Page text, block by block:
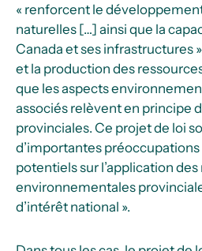
« renforcent le
naturelles […] ainsi que la
Canada et ses infrastructures
et la production des
que les aspects
associés relèvent en principe
provinciales. Ce projet de loi
d’importantes
potentiels sur l’application
environnementales
d’intérêt national ».